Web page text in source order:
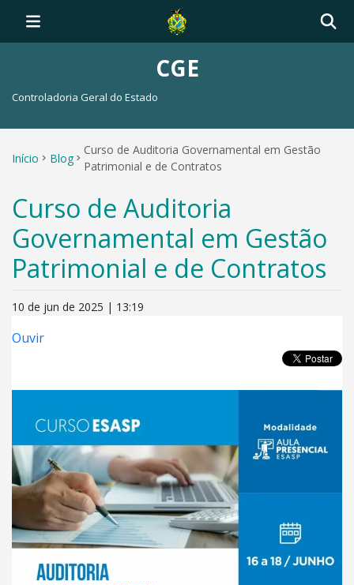
CGE
Controladoria Geral do Estado
Início Blog
Curso de Auditoria Governamental em Gestão
Patrimonial e de Contratos
Curso de Auditoria
Governamental em Gestão
Patrimonial e de Contratos
10 de jun de 2025 | 13:19
Ouvir